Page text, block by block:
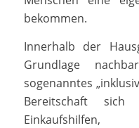
bekommen.
Innerhalb der
Grundlage
sogenanntes
Bereitschaft sich
Einkaufshilfen,